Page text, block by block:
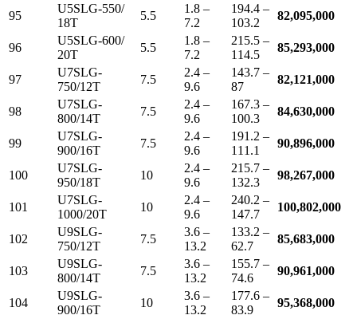
95
U5SLG-550/
18T
5.5
1.8 –
7.2
194.4 –
103.2
82,095,000
96
U5SLG-600/
20T
5.5
1.8 –
7.2
215.5 –
114.5
85,293,000
97
U7SLG-
750/12T
7.5
2.4 –
9.6
143.7 –
87
82,121,000
98
U7SLG-
800/14T
7.5
2.4 –
9.6
167.3 –
100.3
84,630,000
99
U7SLG-
900/16T
7.5
2.4 –
9.6
191.2 –
111.1
90,896,000
100
U7SLG-
950/18T
10
2.4 –
9.6
215.7 –
132.3
98,267,000
101
U7SLG-
1000/20T
10
2.4 –
9.6
240.2 –
147.7
100,802,000
102
U9SLG-
750/12T
7.5
3.6 –
13.2
133.2 –
62.7
85,683,000
103
U9SLG-
800/14T
7.5
3.6 –
13.2
155.7 –
74.6
90,961,000
104
U9SLG-
900/16T
10
3.6 –
13.2
177.6 –
83.9
95,368,000